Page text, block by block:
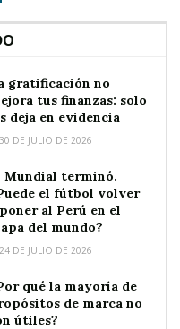
gratificación no
tus finanzas: solo
deja en evidencia
30 DE JULIO DE 2026
Mundial terminó.
el fútbol volver
al Perú en el
del mundo?
24 DE JULIO DE 2026
qué la mayoría de
de marca no
útiles?